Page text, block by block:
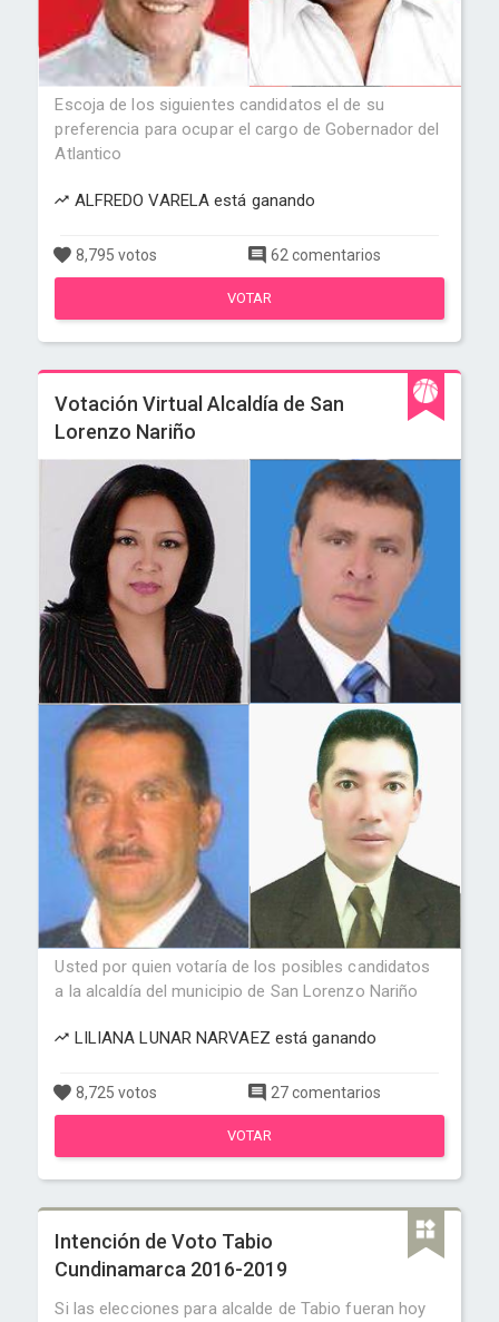
Escoja de los siguientes candidatos el de su
preferencia para ocupar el cargo de Gobernador del
Atlantico
ALFREDO VARELA está ganando
8,795 votos 62 comentarios
VOTAR
Votación Virtual Alcaldía de San
Lorenzo Nariño
Usted por quien votaría de los posibles candidatos
a la alcaldía del municipio de San Lorenzo Nariño
LILIANA LUNAR NARVAEZ está ganando
8,725 votos 27 comentarios
VOTAR
Intención de Voto Tabio
Cundinamarca 2016-2019
Si las elecciones para alcalde de Tabio fueran hoy